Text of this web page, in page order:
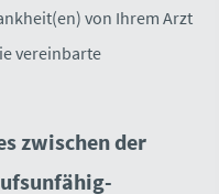
von Ihrem Arzt
vereinbarte
zwischen der